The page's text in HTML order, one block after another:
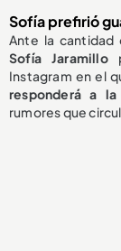
Sofía prefirió
Ante la cantidad
Sofía Jaramillo
Instagram en el
responderá a
rumores que